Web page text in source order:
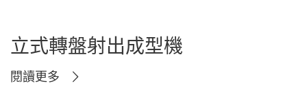
立式轉盤射出成型機
閱讀更多